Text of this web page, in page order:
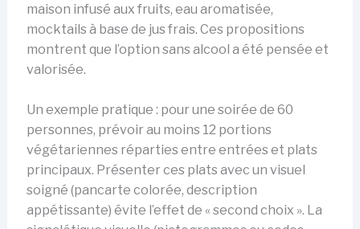
maison infusé aux fruits, eau aromatisée,
mocktails à base de jus frais. Ces propositions
montrent que l’option sans alcool a été pensée et
valorisée.
Un exemple pratique : pour une soirée de 60
personnes, prévoir au moins 12 portions
végétariennes réparties entre entrées et plats
principaux. Présenter ces plats avec un visuel
soigné (pancarte colorée, description
appétissante) évite l’effet de « second choix ». La